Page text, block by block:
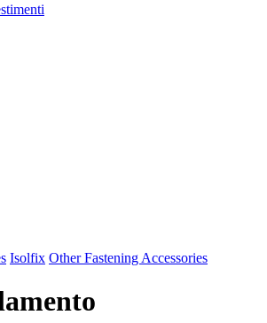
Isolfix Other Fastening Accessories